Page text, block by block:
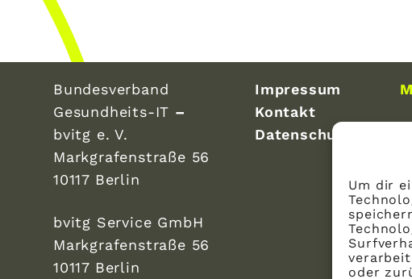
Um dir
oder
Bundesverband
Gesundheits-IT –
bvitg e. V.
Markgrafenstraße 56
10117 Berlin
bvitg Service GmbH
Markgrafenstraße 56
10117 Berlin
Impressum
Kontakt
Datenschutz